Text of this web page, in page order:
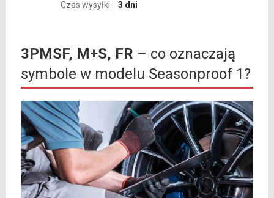
Czas wysyłki 3 dni
3PMSF, M+S, FR – co oznaczają
symbole w modelu Seasonproof 1?